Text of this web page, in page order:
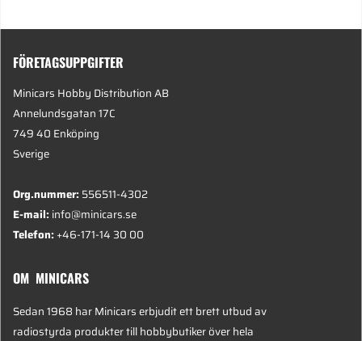
FÖRETAGSUPPGIFTER
Minicars Hobby Distribution AB
Annelundsgatan 17C
749 40 Enköping
Sverige
Org.nummer:556511-4302
E-mail:info@minicars.se
Telefon:+46-171-14 30 00
OM MINICARS
Sedan 1968 har Minicars erbjudit ett brett utbud av
radiostyrda produkter till hobbybutiker över hela